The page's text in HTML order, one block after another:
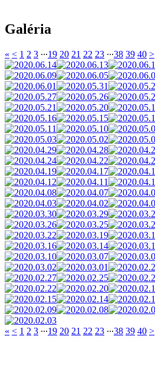
Galéria
« < 1 2 3 ∙∙∙19 20 21 22 23 ∙∙∙38 39 40 >
« < 1 2 3 ∙∙∙19 20 21 22 23 ∙∙∙38 39 40 >